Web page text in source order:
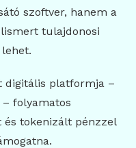
szoftver, hanem a
tulajdonosi
digitális platformja –
– folyamatos
és tokenizált pénzzel